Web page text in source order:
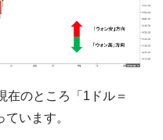
況は決して良くない。
韓国消費者院が『クーパ
定 ⇒ 総額3兆7,000億
の次世代駆逐艦
示
在のところ「1ドル＝
ています。